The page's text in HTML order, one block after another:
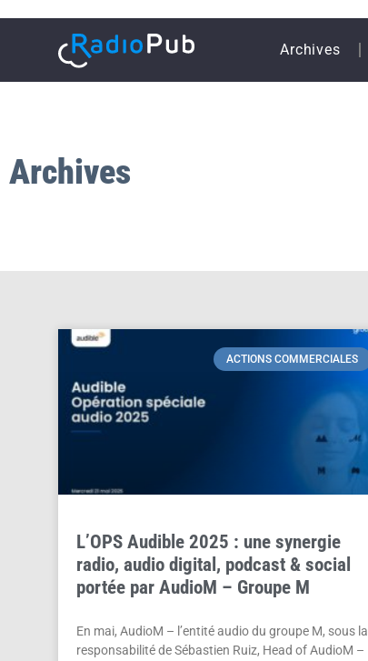
Archives
Archives
ACTIONS COMMERCIALES
L’OPS Audible 2025 : une synergie
radio, audio digital, podcast & social
portée par AudioM – Groupe M
En mai, AudioM – l’entité audio du groupe M, sous la
responsabilité de Sébastien Ruiz, Head of AudioM –